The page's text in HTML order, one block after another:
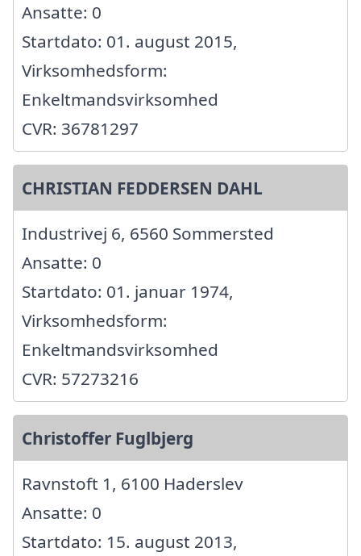
Ansatte: 0
Startdato: 01. august 2015,
Virksomhedsform:
Enkeltmandsvirksomhed
CVR: 36781297
CHRISTIAN FEDDERSEN DAHL
Industrivej 6, 6560 Sommersted
Ansatte: 0
Startdato: 01. januar 1974,
Virksomhedsform:
Enkeltmandsvirksomhed
CVR: 57273216
Christoffer Fuglbjerg
Ravnstoft 1, 6100 Haderslev
Ansatte: 0
Startdato: 15. august 2013,